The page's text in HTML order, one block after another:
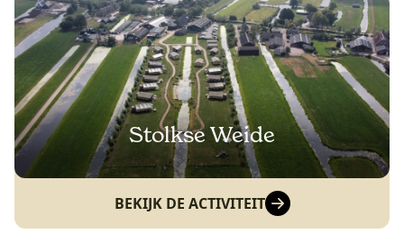
Stolkse Weide
BEKIJK DE ACTIVITEIT